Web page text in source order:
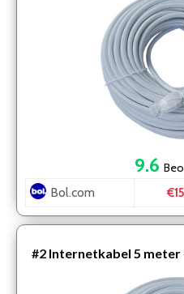
9.6
Bol.com
#2 Internetkabel 5 meter